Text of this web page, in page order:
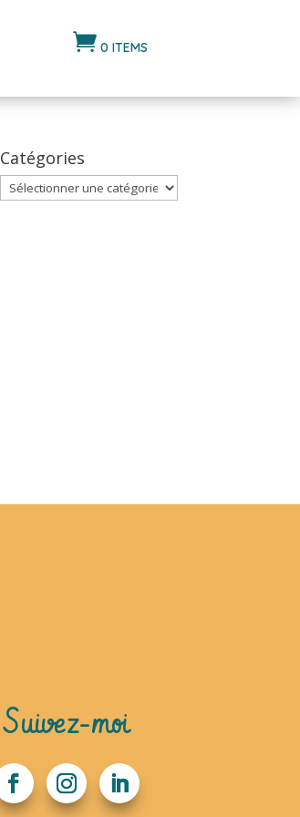
 0 ITEMS
Catégories
Catégories
Suivez-moi